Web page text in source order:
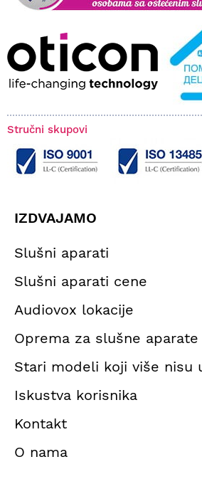
Stručni skupovi
IZDVAJAMO
Slušni aparati
Slušni aparati cene
Audiovox lokacije
Oprema za slušne aparate
Stari modeli koji više nisu
Iskustva korisnika
Kontakt
O nama